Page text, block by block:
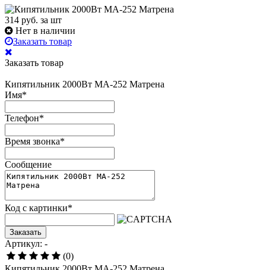
314 руб. за шт
Нет в наличии
Заказать товар
Заказать товар
Кипятильник 2000Вт МА-252 Матрена
Имя*
Телефон*
Время звонка*
Сообщение
Код с картинки*
Заказать
Артикул: -
(0)